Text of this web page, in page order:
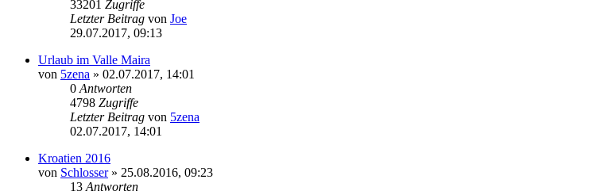
33201 Zugriffe
Letzter Beitrag von Joe
29.07.2017, 09:13
Urlaub im Valle Maira
von 5zena » 02.07.2017, 14:01
0 Antworten
4798 Zugriffe
Letzter Beitrag von 5zena
02.07.2017, 14:01
Kroatien 2016
von Schlosser» 25.08.2016, 09:23
13 Antworten